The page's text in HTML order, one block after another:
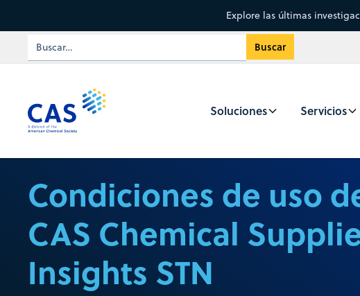
Explore las últimas
Soluciones Servicios
Condiciones de uso
CAS Chemical
Insights STN